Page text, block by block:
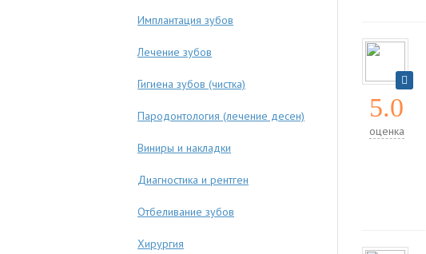
5.0
оценка
Имплантация зубов
Лечение зубов
Гигиена зубов (чистка)
Пародонтология (лечение десен)
Виниры и накладки
Диагностика и рентген
Отбеливание зубов
Хирургия